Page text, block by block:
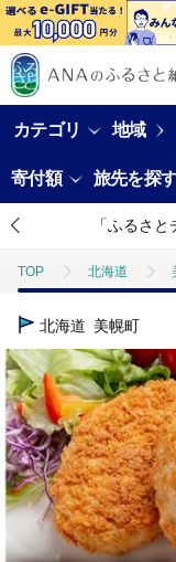
カテゴリ 地域
寄付額 旅先を探
「ふるさ
TOP 北海道
TOP
北海道 美幌町